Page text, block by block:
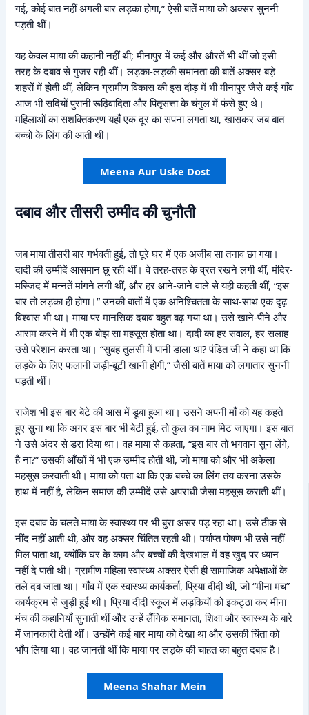
गई, कोई बात नहीं अगली बार लड़का होगा,” ऐसी बातें माया को अक्सर सुननी
पड़ती थीं।
यह केवल माया की कहानी नहीं थी; मीनापुर में कई और औरतें भी थीं जो इसी
तरह के दबाव से गुजर रही थीं। लड़का-लड़की समानता की बातें अक्सर बड़े
शहरों में होती थीं, लेकिन ग्रामीण विकास की इस दौड़ में भी मीनापुर जैसे कई गाँव
आज भी सदियों पुरानी रूढ़िवादिता और पितृसत्ता के चंगुल में फंसे हुए थे।
महिलाओं का सशक्तिकरण यहाँ एक दूर का सपना लगता था, खासकर जब बात
बच्चों के लिंग की आती थी।
Meena Aur Uske Dost
दबाव और तीसरी उम्मीद की चुनौती
जब माया तीसरी बार गर्भवती हुई, तो पूरे घर में एक अजीब सा तनाव छा गया।
दादी की उम्मीदें आसमान छू रही थीं। वे तरह-तरह के व्रत रखने लगी थीं, मंदिर-
मस्जिद में मन्नतें मांगने लगी थीं, और हर आने-जाने वाले से यही कहती थीं, “इस
बार तो लड़का ही होगा।” उनकी बातों में एक अनिश्चितता के साथ-साथ एक दृढ़
विश्वास भी था। माया पर मानसिक दबाव बहुत बढ़ गया था। उसे खाने-पीने और
आराम करने में भी एक बोझ सा महसूस होता था। दादी का हर सवाल, हर सलाह
उसे परेशान करता था। “सुबह तुलसी में पानी डाला था? पंडित जी ने कहा था कि
लड़के के लिए फलानी जड़ी-बूटी खानी होगी,” जैसी बातें माया को लगातार सुननी
पड़ती थीं।
राजेश भी इस बार बेटे की आस में डूबा हुआ था। उसने अपनी माँ को यह कहते
हुए सुना था कि अगर इस बार भी बेटी हुई, तो कुल का नाम मिट जाएगा। इस बात
ने उसे अंदर से डरा दिया था। वह माया से कहता, “इस बार तो भगवान सुन लेंगे,
है ना?” उसकी आँखों में भी एक उम्मीद होती थी, जो माया को और भी अकेला
महसूस करवाती थी। माया को पता था कि एक बच्चे का लिंग तय करना उसके
हाथ में नहीं है, लेकिन समाज की उम्मीदें उसे अपराधी जैसा महसूस कराती थीं।
इस दबाव के चलते माया के स्वास्थ्य पर भी बुरा असर पड़ रहा था। उसे ठीक से
नींद नहीं आती थी, और वह अक्सर चिंतित रहती थी। पर्याप्त पोषण भी उसे नहीं
मिल पाता था, क्योंकि घर के काम और बच्चों की देखभाल में वह खुद पर ध्यान
नहीं दे पाती थी। ग्रामीण महिला स्वास्थ्य अक्सर ऐसी ही सामाजिक अपेक्षाओं के
तले दब जाता था। गाँव में एक स्वास्थ्य कार्यकर्ता, प्रिया दीदी थीं, जो “मीना मंच”
कार्यक्रम से जुड़ी हुई थीं। प्रिया दीदी स्कूल में लड़कियों को इकट्ठा कर मीना
मंच की कहानियाँ सुनाती थीं और उन्हें लैंगिक समानता, शिक्षा और स्वास्थ्य के बारे
में जानकारी देती थीं। उन्होंने कई बार माया को देखा था और उसकी चिंता को
भाँप लिया था। वह जानती थीं कि माया पर लड़के की चाहत का बहुत दबाव है।
Meena Shahar Mein